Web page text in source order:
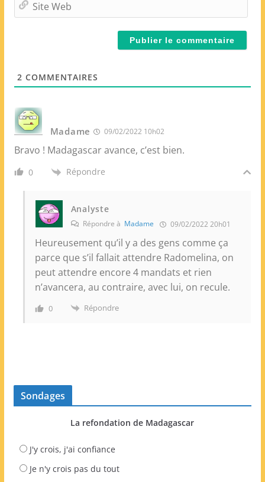
i
2 COMMENTAIRES
Madame 09/02/2022 10h02
Bravo ! Madagascar avance, c’est bien.
0 Répondre
Analyste
Répondre à Madame 09/02/2022 20h01
Heureusement qu’il y a des gens comme ça
parce que s’il fallait attendre Radomelina, on
peut attendre encore 4 mandats et rien
n’avancera, au contraire, avec lui, on recule.
0 Répondre
Sondages
La refondation de Madagascar
J'y crois, j'ai confiance
Je n'y crois pas du tout